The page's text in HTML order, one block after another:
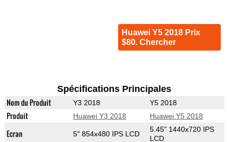
Huawei Y5 2018 Prix
$80. Chercher
Spécifications Principales
Nom du Produit Y3 2018 Y5 2018
Produit Huawei Y3 2018 Huawei Y5 2018
Ecran 5" 854x480 IPS LCD
5.45" 1440x720 IPS
LCD